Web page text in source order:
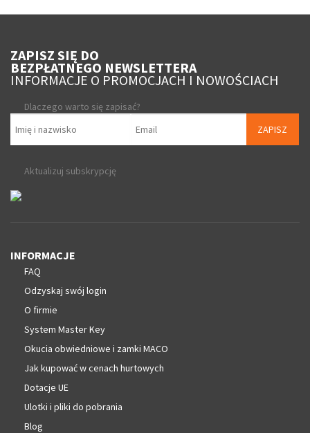
ZAPISZ SIĘ DO
BEZPŁATNEGO NEWSLETTERA
INFORMACJE O PROMOCJACH I NOWOŚCIACH
Dlaczego warto się zapisać?
ZAPISZ
Aktualizuj subskrypcję
INFORMACJE
FAQ
Odzyskaj swój login
O firmie
System Master Key
Okucia obwiedniowe i zamki MACO
Jak kupować w cenach hurtowych
Dotacje UE
Ulotki i pliki do pobrania
Blog